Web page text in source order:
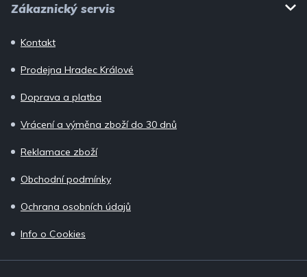
Zákaznický servis
Kontakt
Prodejna Hradec Králové
Doprava a platba
Vrácení a výměna zboží do 30 dnů
Reklamace zboží
Obchodní podmínky
Ochrana osobních údajů
Info o Cookies